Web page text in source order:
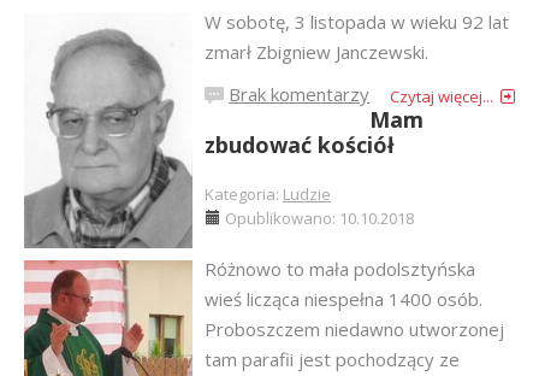
W sobotę, 3 listopada w wieku 92 lat
zmarł Zbigniew Janczewski.
Brak komentarzy
Czytaj więcej...
Mam
zbudować kościół
Kategoria: Ludzie
Opublikowano: 10.10.2018
Różnowo to mała podolsztyńska
wieś licząca niespełna 1400 osób.
Proboszczem niedawno utworzonej
tam parafii jest pochodzący ze